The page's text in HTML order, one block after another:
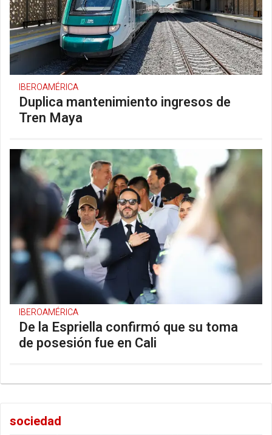
IBEROAMÉRICA
Duplica mantenimiento ingresos de
Tren Maya
IBEROAMÉRICA
De la Espriella confirmó que su toma
de posesión fue en Cali
sociedad